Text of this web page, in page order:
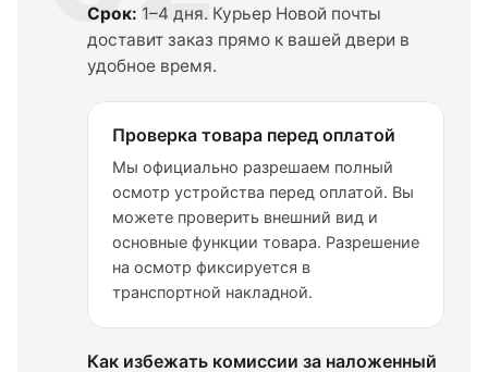
Срок: 1–4 дня. Курьер Новой почты
доставит заказ прямо к вашей двери в
удобное время.
Проверка товара перед оплатой
Мы официально разрешаем полный
осмотр устройства перед оплатой. Вы
можете проверить внешний вид и
основные функции товара. Разрешение
на осмотр фиксируется в
транспортной накладной.
Как избежать комиссии за наложенный